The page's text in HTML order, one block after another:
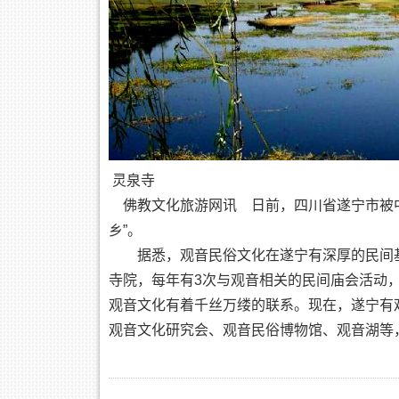
灵泉寺
佛教文化旅游网讯 日前，四川省遂宁市被
乡”。
据悉，观音民俗文化在遂宁有深厚的民间
寺院，每年有3次与观音相关的民间庙会活动
观音文化有着千丝万缕的联系。现在，遂宁
观音文化研究会、观音民俗博物馆、观音湖